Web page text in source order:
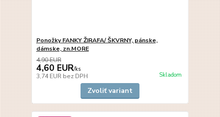
Ponožky FANKY ŽIRAFA/ ŠKVRNY, pánske,
dámske, zn.MORE
4,90 EUR
4,60 EUR/ks
3,74 EUR bez DPH Skladom
Zvoliť variant